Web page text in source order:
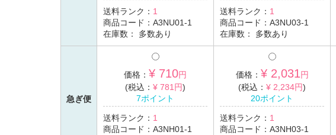
送料ランク： 1
商品コード： A3NU01-1
在庫数： 多数あり
送料ランク： 1
商品コード： A3NU03-1
在庫数： 多数あり
急ぎ便
価格： ¥ 710円
(税込： ¥ 781円)
7ポイント
送料ランク： 1
商品コード： A3NH01-1
価格： ¥ 2,031円
(税込： ¥ 2,234円)
20ポイント
送料ランク： 1
商品コード： A3NH03-1